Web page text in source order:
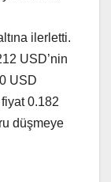
ilerletti.
USD’nin
USD
0.182
düşmeye